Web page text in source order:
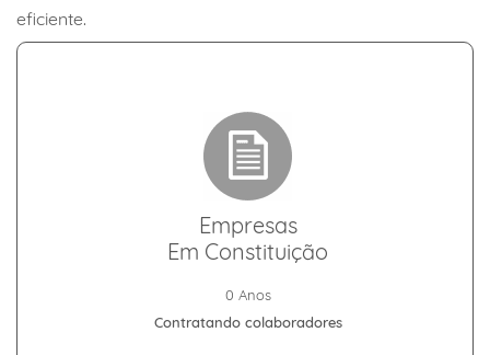
eficiente.
Empresas
Em Constituição
0 Anos
Contratando colaboradores